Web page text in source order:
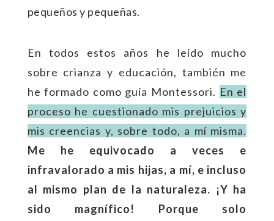
pequeños y pequeñas.
En todos estos años he leído mucho
sobre crianza y educación, también me
he formado como guía Montessori. En el
proceso he cuestionado mis prejuicios y
mis creencias y, sobre todo, a mí misma.
Me he equivocado a veces e
infravalorado a mis hijas, a mí, e incluso
al mismo plan de la naturaleza. ¡Y ha
sido magnífico! Porque solo